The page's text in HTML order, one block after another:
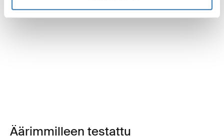
Äärimmilleen testattu